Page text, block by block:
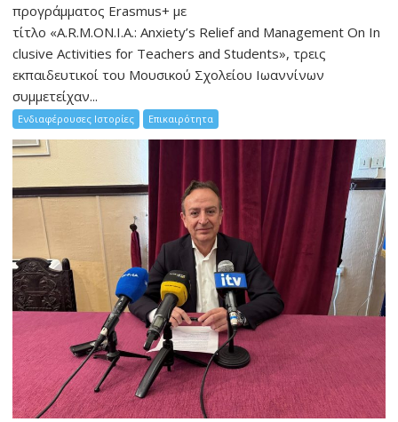
προγράμματος Erasmus+ με
τίτλο «A.R.M.ON.I.A.: Anxiety’s Relief and Management On In
clusive Activities for Teachers and Students», τρεις
εκπαιδευτικοί του Μουσικού Σχολείου Ιωαννίνων
συμμετείχαν...
Ενδιαφέρουσες Ιστορίες Επικαιρότητα